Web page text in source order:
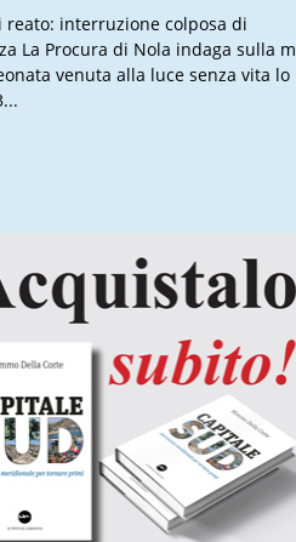
reato: interruzione colposa di
La Procura di Nola indaga sulla
venuta alla luce senza vita lo